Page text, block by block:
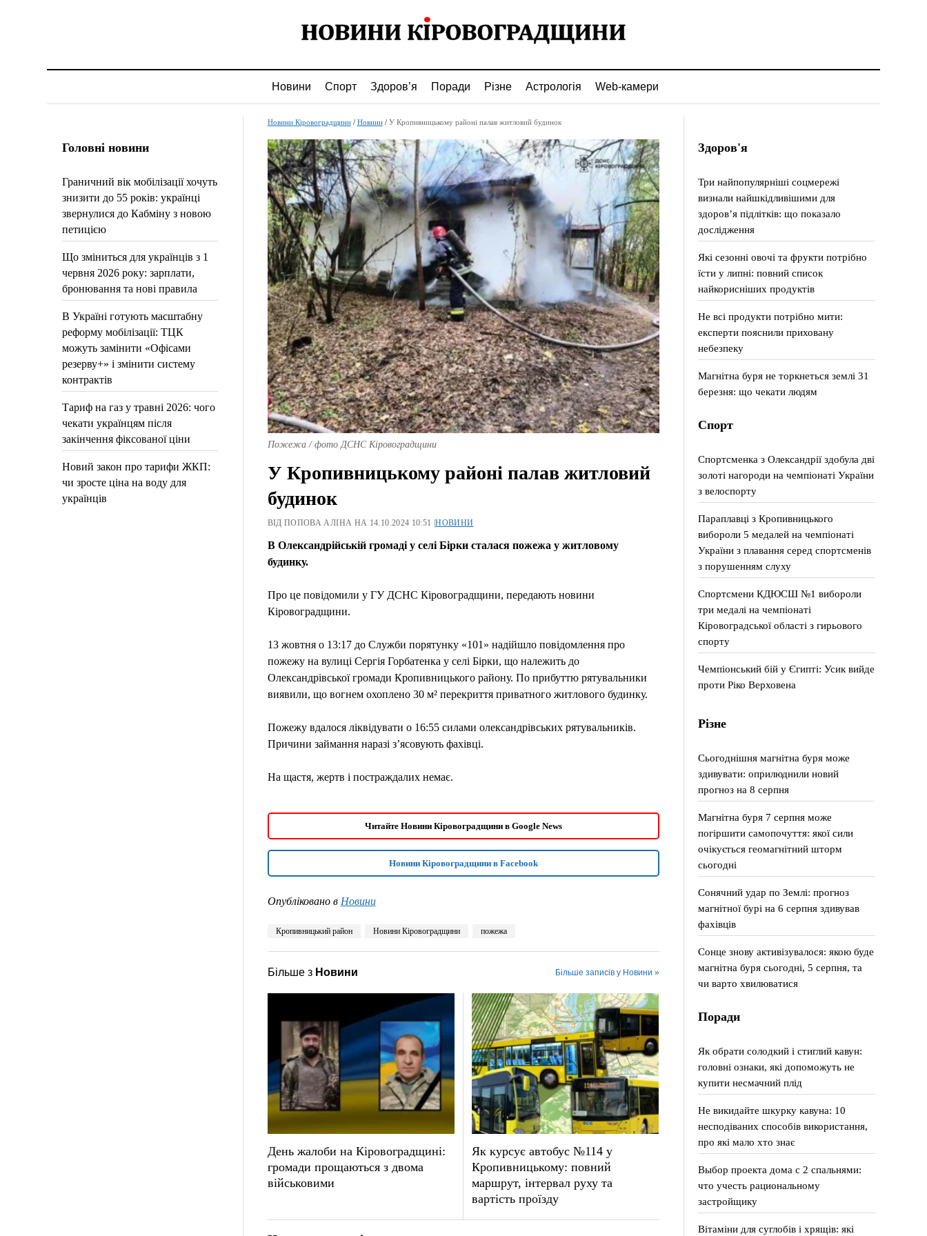
Новини Спорт Здоров’я Поради Різне Астрологія Web-камери
Головні новини
Граничний вік мобілізації хочуть
знизити до 55 років: українці
звернулися до Кабміну з новою
петицією
Що зміниться для українців з 1
червня 2026 року: зарплати,
бронювання та нові правила
В Україні готують масштабну
реформу мобілізації: ТЦК
можуть замінити «Офісами
резерву+» і змінити систему
контрактів
Тариф на газ у травні 2026: чого
чекати українцям після
закінчення фіксованої ціни
Новий закон про тарифи ЖКП:
чи зросте ціна на воду для
українців
Новини Кіровоградщини/ Новини/ У Кропивницькому районі палав житловий будинок
Пожежа / фото ДСНС Кіровоградщини
У Кропивницькому районі палав житловий
будинок
ВІД ПОПОВА АЛІНА НА 14.10.2024 10:51 |НОВИНИ
В Олександрійській громаді у селі Бірки сталася пожежа у житловому
будинку.
Про це повідомили у ГУ ДСНС Кіровоградщини, передають новини
Кіровоградщини.
13 жовтня о 13:17 до Служби порятунку «101» надійшло повідомлення про
пожежу на вулиці Сергія Горбатенка у селі Бірки, що належить до
Олександрівської громади Кропивницького району. По прибуттю рятувальники
виявили, що вогнем охоплено 30 м² перекриття приватного житлового будинку.
Пожежу вдалося ліквідувати о 16:55 силами олександрівських рятувальників.
Причини займання наразі з’ясовують фахівці.
На щастя, жертв і постраждалих немає.
Читайте Новини Кіровоградщини в Google News
Новини Кіровоградщини в Facebook
Опубліковано в Новини
Кропивницький район Новини Кіровоградщини пожежа
Більше з Новини Більше записів у Новини »
День жалоби на Кіровоградщині:
громади прощаються з двома
військовими
Як курсує автобус №114 у
Кропивницькому: повний
маршрут, інтервал руху та
вартість проїзду
Здоров'я
Три найпопулярніші соцмережі
визнали найшкідливішими для
здоров’я підлітків: що показало
дослідження
Які сезонні овочі та фрукти потрібно
їсти у липні: повний список
найкорисніших продуктів
Не всі продукти потрібно мити:
експерти пояснили приховану
небезпеку
Магнітна буря не торкнеться землі 31
березня: що чекати людям
Спорт
Спортсменка з Олександрії здобула дві
золоті нагороди на чемпіонаті України
з велоспорту
Параплавці з Кропивницького
вибороли 5 медалей на чемпіонаті
України з плавання серед спортсменів
з порушенням слуху
Спортсмени КДЮСШ №1 вибороли
три медалі на чемпіонаті
Кіровоградської області з гирьового
спорту
Чемпіонський бій у Єгипті: Усик вийде
проти Ріко Верховена
Різне
Сьогоднішня магнітна буря може
здивувати: оприлюднили новий
прогноз на 8 серпня
Магнітна буря 7 серпня може
погіршити самопочуття: якої сили
очікується геомагнітний шторм
сьогодні
Сонячний удар по Землі: прогноз
магнітної бурі на 6 серпня здивував
фахівців
Сонце знову активізувалося: якою буде
магнітна буря сьогодні, 5 серпня, та
чи варто хвилюватися
Поради
Як обрати солодкий і стиглий кавун:
головні ознаки, які допоможуть не
купити несмачний плід
Не викидайте шкурку кавуна: 10
несподіваних способів використання,
про які мало хто знає
Выбор проекта дома с 2 спальнями:
что учесть рациональному
застройщику
Вітаміни для суглобів і хрящів: які